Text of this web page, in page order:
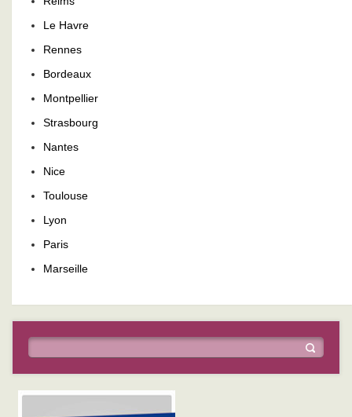
Le Havre
Rennes
Bordeaux
Montpellier
Strasbourg
Nantes
Nice
Toulouse
Lyon
Paris
Marseille